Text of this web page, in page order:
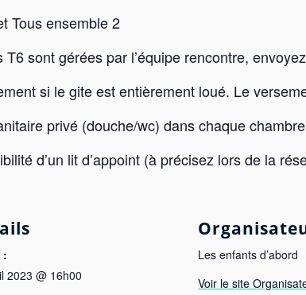
Tous ensemble 2
sont gérées par l’équipe rencontre,
si le gite est entièrement loué. Le
privé (douche/wc) dans chaque
d’un lit d’appoint (à précisez lors de la
:
2023 @ 16h00
Les enfants d’abord
Voir le site